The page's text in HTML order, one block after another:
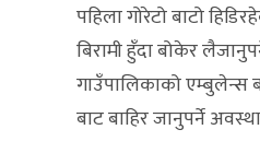
पहिला गोरेटो बाटो
बिरामी हुँदा बोकेर
गाउँपालिकाको एम्बुलेन्स
बाट बाहिर जानुपर्ने